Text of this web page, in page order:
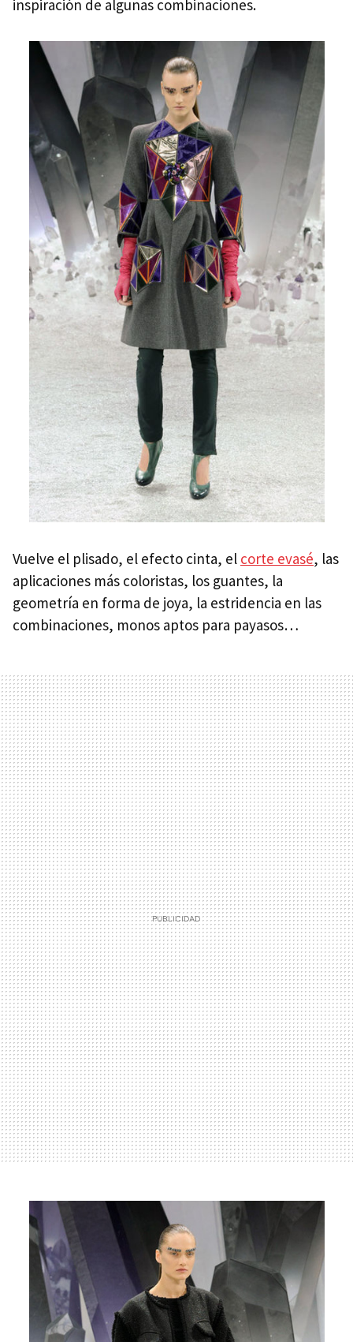
inspiración de algunas combinaciones.
Vuelve el plisado, el efecto cinta, el corte evasé, las
aplicaciones más coloristas, los guantes, la
geometría en forma de joya, la estridencia en las
combinaciones, monos aptos para payasos…